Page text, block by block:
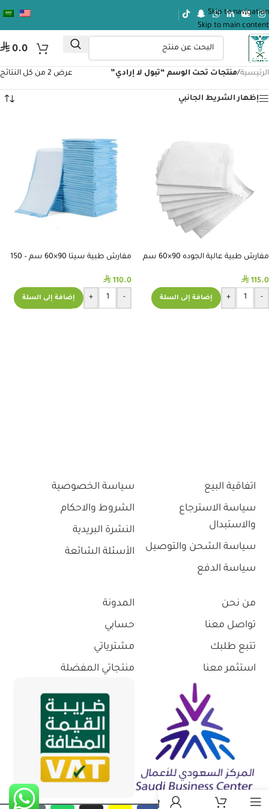
Skip to navigation
Skip to main content
⃁ 0.0
الرئيسية/منتجات تحت الوسم “تبول لا إرادي” عرض ⁦2⁩ من كل النتائج
إظهار الشريط الجانبي
مفارش طبية عالية الجوده 90×60 سم
⃁ 115.0
-
+ إضافة إلى السلة
مفارش طبية سيتا 90×60 سم – 150
⃁ 110.0
-
+ إضافة إلى السلة
اتفاقية البيع
سياسة الاسترجاع
والاستبدال
سياسة الشحن والتوصيل
سياسة الدفع
سياسة الخصوصية
الشروط والاحكام
النشرة البريدية
الأسئلة الشائعة
من نحن
تواصل معنا
تتبع طلبك
استثمر معنا
المدونة
حسابي
مشترياتي
منتجاتي المفضلة